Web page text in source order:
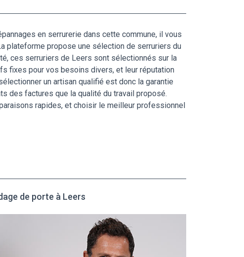
en serrurerie dans cette commune, il vous
plateforme propose une sélection de serruriers du
ces serruriers de Leers sont sélectionnés sur la
fixes pour vos besoins divers, et leur réputation
un artisan qualifié est donc la garantie
des factures que la qualité du travail proposé.
rapides, et choisir le meilleur professionnel
de porte à Leers